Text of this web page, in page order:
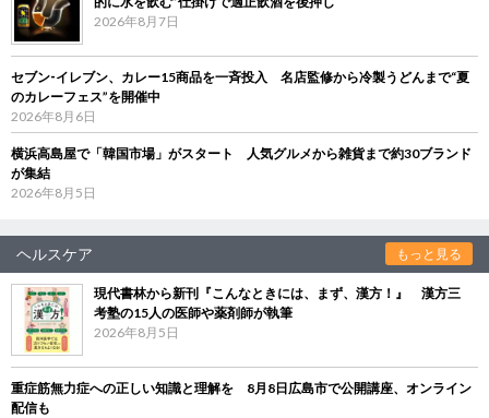
2026年8月7日
セブン‐イレブン、カレー15商品を一斉投入 名店監修から冷製うどんまで“夏
のカレーフェス”を開催中
2026年8月6日
横浜高島屋で「韓国市場」がスタート 人気グルメから雑貨まで約30ブランド
が集結
2026年8月5日
ヘルスケア もっと見る
現代書林から新刊『こんなときには、まず、漢方！』 漢方三
考塾の15人の医師や薬剤師が執筆
2026年8月5日
重症筋無力症への正しい知識と理解を 8月8日広島市で公開講座、オンライン
配信も